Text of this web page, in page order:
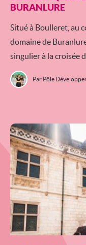
BURANLURE
Situé à Boulleret, au
domaine de
singulier à la croisée
Par Pôle